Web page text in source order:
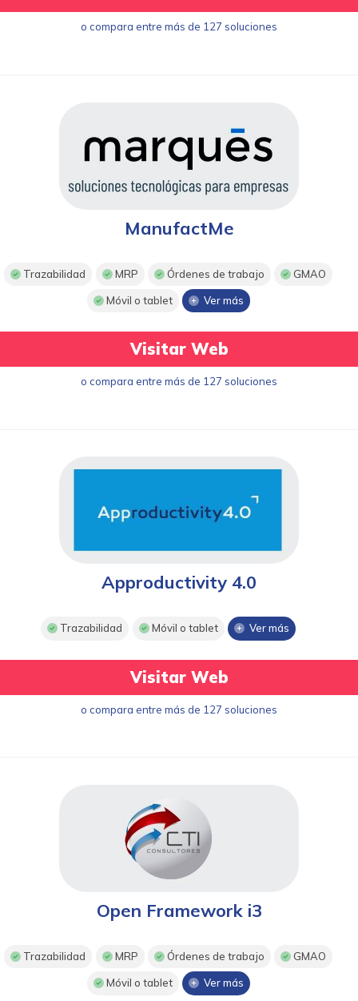
o compara entre más de 127 soluciones
ManufactMe
Trazabilidad MRP Órdenes de trabajo GMAO
Móvil o tablet Ver más
Visitar Web
o compara entre más de 127 soluciones
Approductivity 4.0
Trazabilidad Móvil o tablet Ver más
Visitar Web
o compara entre más de 127 soluciones
Open Framework i3
Trazabilidad MRP Órdenes de trabajo GMAO
Móvil o tablet Ver más